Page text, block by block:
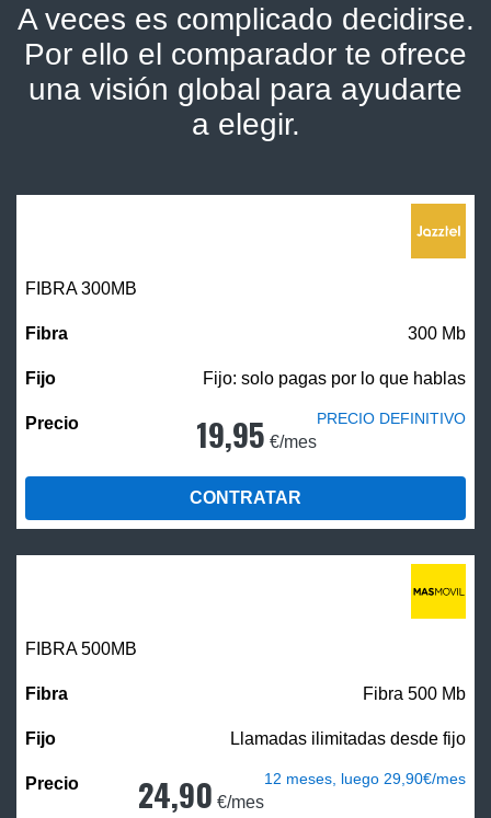
A veces es complicado decidirse.
Por ello el comparador te ofrece
una visión global para ayudarte
a elegir.
FIBRA 300MB
300 Mb
Fijo: solo pagas por lo que hablas
19,95 €/mes
PRECIO DEFINITIVO
CONTRATAR
FIBRA500MB
Fibra 500 Mb
Llamadas ilimitadas desde fijo
24,90 €/mes
12 meses, luego 29,90€/mes